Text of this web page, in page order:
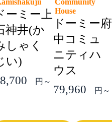
ーミー上
神井(か
しゃく
い)
円～
House
ドーミー府
中コミュ
ニティハ
ウス
79,960
円～